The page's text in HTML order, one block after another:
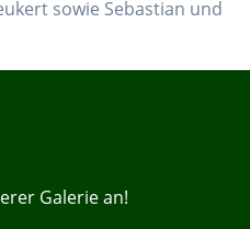
sowie Sebastian und
Galerie an!